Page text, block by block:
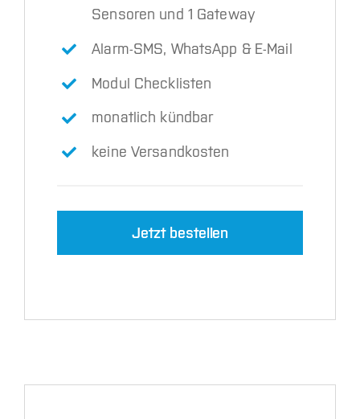
Sensoren und 1 Gateway
Alarm-SMS, WhatsApp & E-Mail
Modul Checklisten
monatlich kündbar
keine Versandkosten
Jetzt bestellen